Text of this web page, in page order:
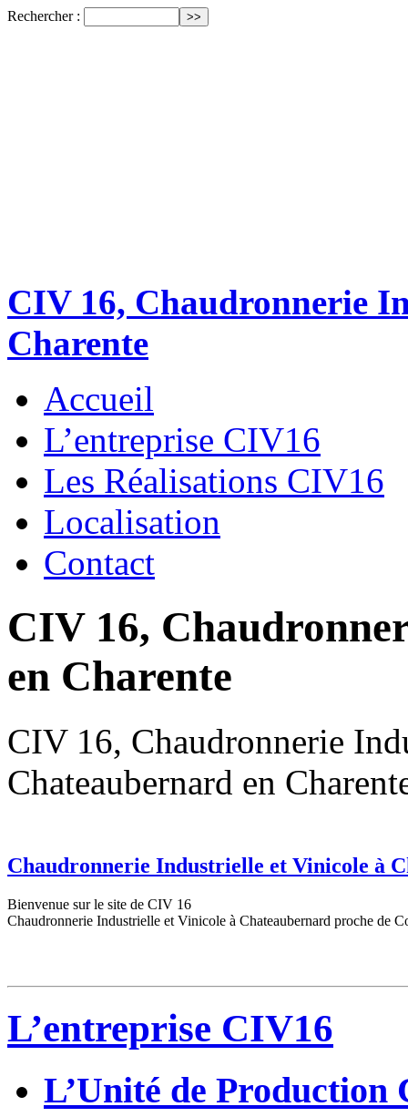
Rechercher :
CIV 16, Chaudronnerie
Charente
Accueil
L’entreprise CIV16
Les Réalisations CIV16
Localisation
Contact
CIV 16,
en Charente
CIV 16, Chaudronnerie
Chateaubernard en
Chaudronnerie Industrielle et Vinicole à
Bienvenue sur le site de CIV 16
Chaudronnerie Industrielle et Vinicole à Chateaubernard proche de
L’entreprise CIV16
L’Unité de Production